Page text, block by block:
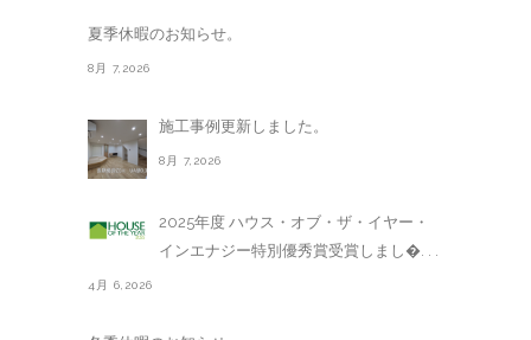
夏季休暇のお知らせ。
8月 7,2026
施工事例更新しました。
8月 7,2026
2025年度 ハウス・オブ・ザ・イヤー・
インエナジー特別優秀賞受賞しまし�. . .
4月 6,2026